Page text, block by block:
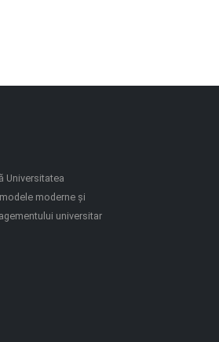
Universitatea
moderne şi
universitar